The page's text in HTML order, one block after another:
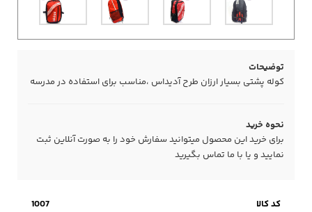
توضیحات
کوله پشتی بسیار ارزان طرح آدیداس ،مناسب برای استفاده در مدرسه
نحوه خرید
برای خرید این محصول میتوانید سفارش خود را به صورت آنلاین ثبت
نمایید و یا با ما تماس بگیرید
کد کالا 1007